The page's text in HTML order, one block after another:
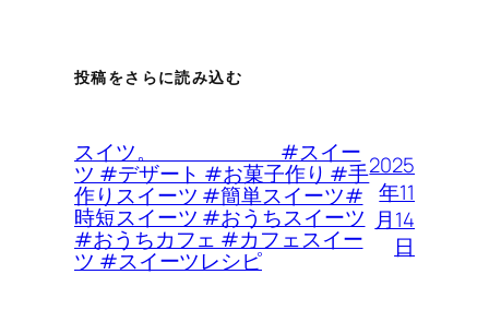
投稿をさらに読み込む
スイツ。 #スイー
ツ #デザート #お菓子作り #手
作りスイーツ #簡単スイーツ#
時短スイーツ #おうちスイーツ
#おうちカフェ #カフェスイー
ツ #スイーツレシピ
2025
年11
月14
日